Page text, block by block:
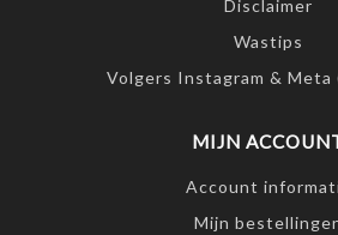
Disclaimer
Wastips
Volgers Instagram & Meta
MIJN
Account
Mijn